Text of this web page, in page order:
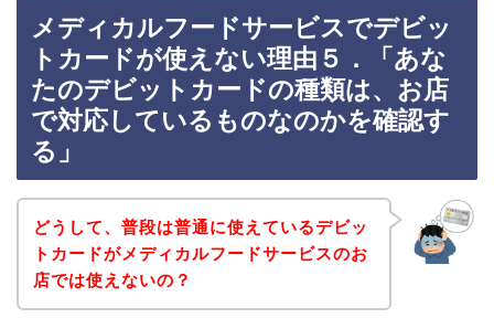
メディカルフードサービスでデビッ
トカードが使えない理由５．「あな
たのデビットカードの種類は、お店
で対応しているものなのかを確認す
る」
どうして、普段は普通に使えているデビッ
トカードがメディカルフードサービスのお
店では使えないの？